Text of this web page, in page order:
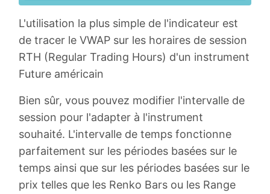
L'utilisation la plus simple de l'indicateur est
de tracer le VWAP sur les horaires de session
RTH (Regular Trading Hours) d'un instrument
Future américain
Bien sûr, vous pouvez modifier l'intervalle de
session pour l'adapter à l'instrument
souhaité. L'intervalle de temps fonctionne
parfaitement sur les périodes basées sur le
temps ainsi que sur les périodes basées sur le
prix telles que les Renko Bars ou les Range